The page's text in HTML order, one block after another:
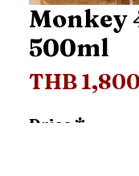
Monkey
500ml
THB
Price *